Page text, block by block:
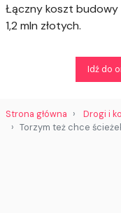
Łączny koszt
1,2 mln złotych.
Idź do
Strona główna
Drogi i
Torzym też chce